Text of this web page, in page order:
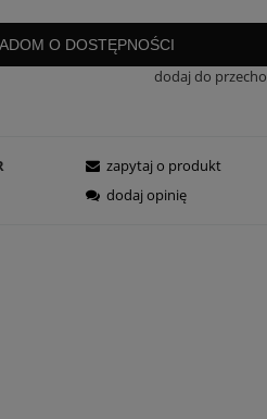
O DOSTĘPNOŚCI
dodaj do
zapytaj o produkt
dodaj opinię